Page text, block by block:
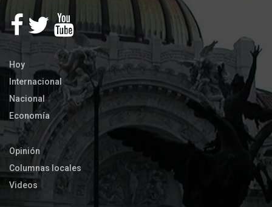
Hoy
Internacional
Nacional
Economía
Opinión
Columnas locales
Videos